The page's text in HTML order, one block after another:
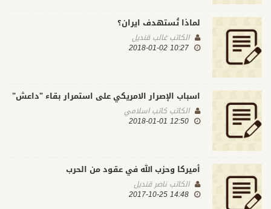
لماذا تُستهدف ايران؟
الكاتبغالب قنديل
10:27 2018-01-02
اسباب الإصرار الامريكي على استمرار بقاء "داعش"
الكاتبكاتب اسلامي
12:50 2018-01-01
أميركا وحزب الله في عقود من الحرب
الكاتبناصر قنديل
14:48 2017-10-25